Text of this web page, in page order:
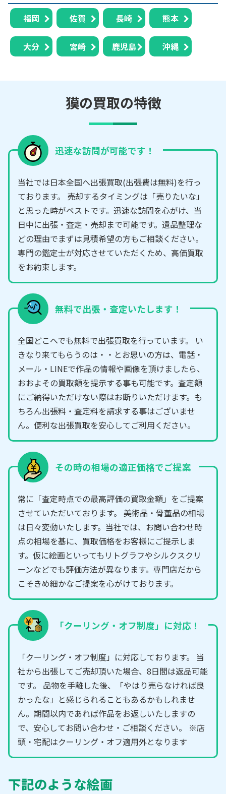
福岡 佐賀 長崎 熊本
大分 宮崎 鹿児島 沖縄
獏の買取の特徴
迅速な訪問が可能です！
当社では日本全国へ出張買取(出張費は無料)を行っ
ております。 売却するタイミングは「売りたいな」
と思った時がベストです。迅速な訪問を心がけ、当
日中に出張・査定・売却まで可能です。遺品整理な
どの理由でまずは見積希望の方もご相談ください。
専門の鑑定士が対応させていただくため、高価買取
をお約束します。
無料で出張・査定いたします！
全国どこへでも無料で出張買取を行っています。 い
きなり来てもらうのは・・とお思いの方は、電話・
メール・LINEで作品の情報や画像を頂けましたら、
おおよその買取額を提示する事も可能です。査定額
にご納得いただけない際はお断りいただけます。も
ちろん出張料・査定料を請求する事はございませ
ん。便利な出張買取を安心してご利用ください。
その時の相場の適正価格でご提案
常に「査定時点での最高評価の買取金額」をご提案
させていただいております。 美術品・骨董品の相場
は日々変動いたします。当社では、お問い合わせ時
点の相場を基に、買取価格をお客様にご提示しま
す。仮に絵画といってもリトグラフやシルクスクリ
ーンなどでも評価方法が異なります。専門店だから
こそきめ細かなご提案を心がけております。
「クーリング・オフ制度」に対応！
「クーリング・オフ制度」に対応しております。 当
社から出張してご売却頂いた場合、8日間は返品可能
です。 品物を手離した後、「やはり売らなければ良
かったな」と感じられることもあるかもしれませ
ん。期間以内であれば作品をお返しいたしますの
で、安心してお問い合わせ・ご相談ください。 ※店
頭・宅配はクーリング・オフ適用外となります
下記のような絵画